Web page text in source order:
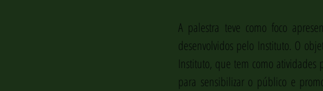
A palestra teve como foco
desenvolvidos pelo Instituto. O
Instituto, que tem como
para sensibilizar o público e